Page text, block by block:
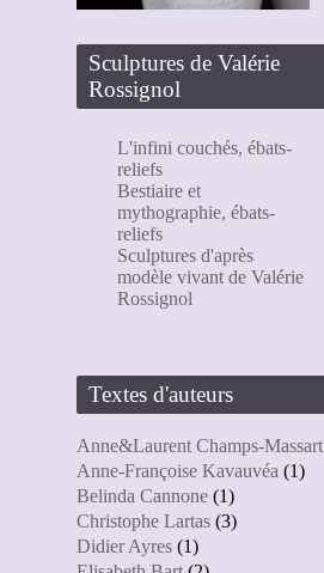
Sculptures de Valérie
Rossignol
L'infini couchés, ébats-
reliefs
Bestiaire et
mythographie, ébats-
reliefs
Sculptures d'après
modèle vivant de Valérie
Rossignol
Textes d'auteurs
Anne&Laurent Champs-Massart
Anne-Françoise Kavauvéa (1)
Belinda Cannone (1)
Christophe Lartas (3)
Didier Ayres (1)